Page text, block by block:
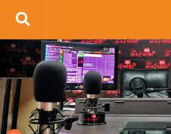
Saltar al contenido